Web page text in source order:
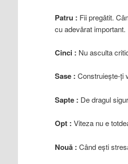
Patru : Fii pregǎtit.
cu adevǎrat important.
Cinci : Nu asculta
Sase : Construieşte-ţi
Sapte : De dragul
Opt : Viteza nu e
Nouǎ : Când eşti